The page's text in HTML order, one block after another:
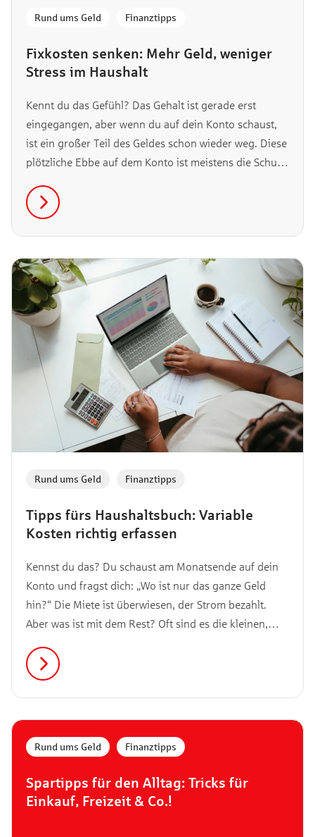
Fixkosten senken: Mehr Geld, weniger
Stress im Haushalt
Rund ums Geld Finanztipps
Kennt du das Gefühl? Das Gehalt ist gerade erst
eingegangen, aber wenn du auf dein Konto schaust,
ist ein großer Teil des Geldes schon wieder weg. Diese
plötzliche Ebbe auf dem Konto ist meistens die Schuld
erfährst du hier.
Tipps fürs Haushaltsbuch: Variable
Kosten richtig erfassen
Rund ums Geld Finanztipps
Kennst du das? Du schaust am Monatsende auf dein
Konto und fragst dich: „Wo ist nur das ganze Geld
hin?“ Die Miete ist überwiesen, der Strom bezahlt.
Aber was ist mit dem Rest? Oft sind es die kleinen,
brechen. Der Kaffee hier, das schnelle Mittagessen
dort oder der spontane Online-Kauf am Abend. Genau
hier kommen die variablen Kosten ins Spiel. Wie du
deine Finanzen einordnest, erfährst du hier.
Spartipps für den Alltag: Tricks für
Einkauf, Freizeit & Co.!
Rund ums Geld Finanztipps